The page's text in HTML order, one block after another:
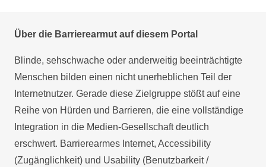
Über die Barrierearmut auf diesem Portal
Blinde, sehschwache oder anderweitig beeinträchtigte
Menschen bilden einen nicht unerheblichen Teil der
Internetnutzer. Gerade diese Zielgruppe stößt auf eine
Reihe von Hürden und Barrieren, die eine vollständige
Integration in die Medien-Gesellschaft deutlich
erschwert. Barrierearmes Internet, Accessibility
(Zugänglichkeit) und Usability (Benutzbarkeit /